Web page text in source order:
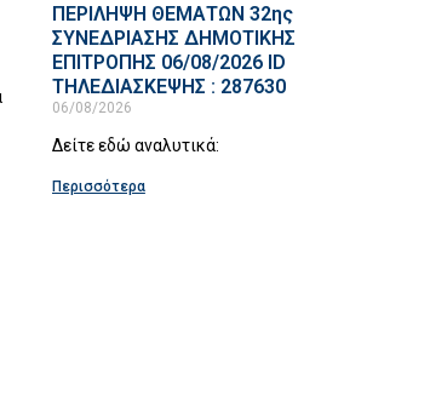
ΠΕΡΙΛΗΨΗ ΘΕΜΑΤΩΝ 32ης
ΣΥΝΕΔΡΙΑΣΗΣ ΔΗΜΟΤΙΚΗΣ
ΕΠΙΤΡΟΠΗΣ 06/08/2026 ID
ΤΗΛΕΔΙΑΣΚΕΨΗΣ : 287630
06/08/2026
Δείτε εδώ αναλυτικά:
Περισσότερα